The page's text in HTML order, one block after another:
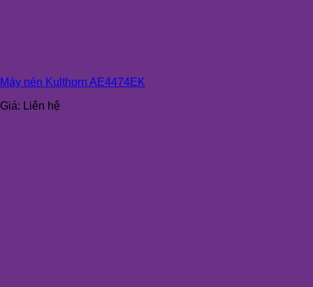
Máy nén Kulthorn AE4474EK
Giá: Liên hệ